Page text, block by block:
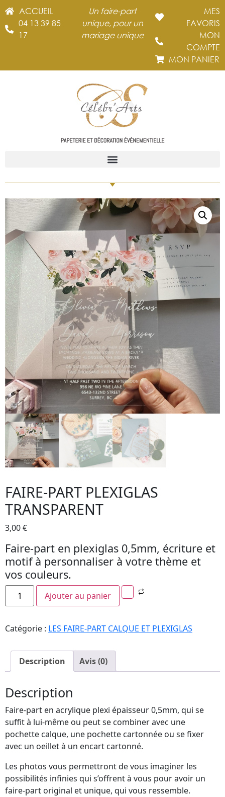
ACCUEIL
04 13 39 85
17
Un faire-part
unique, pour un
mariage unique
MES
FAVORIS
MON
COMPTE
MON PANIER
FAIRE-PART PLEXIGLAS
TRANSPARENT
3,00€
Faire-part en plexiglas 0,5mm, écriture et
motif à personnaliser à votre thème et
vos couleurs.
Ajouter au panier
Catégorie : LES FAIRE-PART CALQUE ET PLEXIGLAS
Description Avis (0)
Description
Faire-part en acrylique plexi épaisseur 0,5mm, qui se
suffit à lui-même ou peut se combiner avec une
pochette calque, une pochette cartonnée ou se fixer
avec un oeillet à un encart cartonné.
Les photos vous permettront de vous imaginer les
possibilités infinies qui s’offrent à vous pour avoir un
faire-part original et unique, qui vous ressemble.